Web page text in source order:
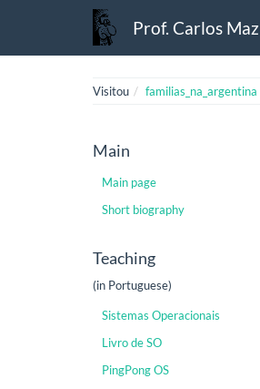
Prof. Carlos
Visitou familias_na_argentina
Main
Main page
Short biography
Teaching
(in Portuguese)
Sistemas Operacionais
Livro de SO
PingPong OS